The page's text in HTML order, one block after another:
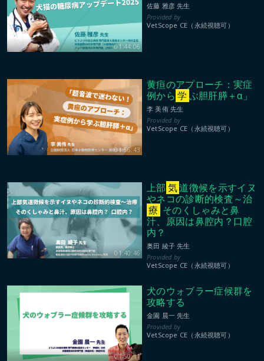
01:44:06
佐藤 雅彦 先生
VetScope CE（永続視聴可）
01:56:43
黄疸のアプローチ：実症
例から 学 ぶ胆肝膵＋α」
李 美侑 先生
VetScope CE（永続視聴可）
01:40:46
上部 気道徴候を示すイヌ
やネコの診断的検査～治
療 そのくしゃみと鼻
汁、原因は鼻腔内？口腔
内？
奥田 綾子 先生
VetScope CE（永続視聴可）
01:50:11
犬のウォブラー症候群を
攻略する
金園 晨一 先生
VetScope CE（永続視聴可）